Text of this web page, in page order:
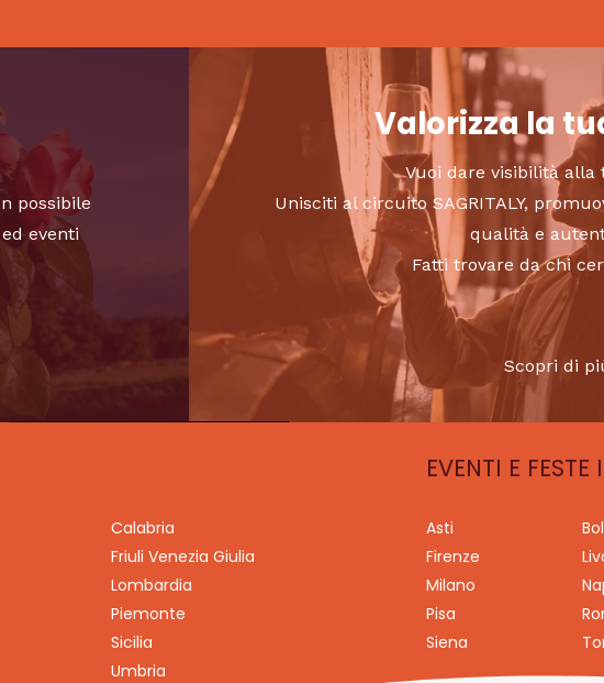
possibile
eventi
Valorizza la
Vuoi dare visibilità alla
Unisciti al circuito SAGRITALY,
qualità e
Fatti trovare da chi
Scopri di
Calabria
Friuli Venezia Giulia
Lombardia
Piemonte
Sicilia
Umbria
EVENTI E
Asti
Firenze
Milano
Pisa
Siena